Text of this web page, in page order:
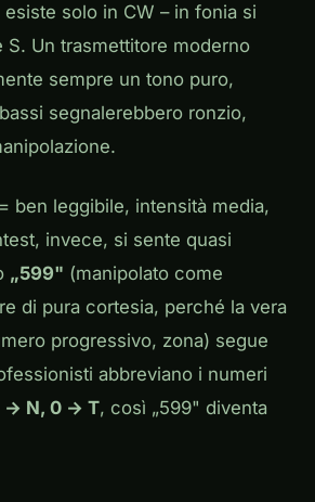
solo in CW – in fonia si
S. Un trasmettitore moderno
sempre un tono puro,
segnalerebbero ronzio,
ben leggibile, intensità media,
invece, si sente quasi
„599" (manipolato come
di pura cortesia, perché la vera
progressivo, zona) segue
abbreviano i numeri
→ N, 0 → T, così „599" diventa